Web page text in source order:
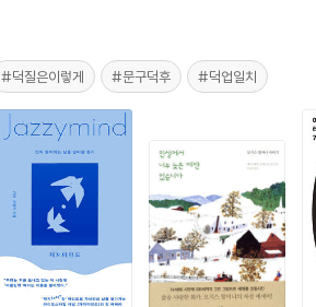
#덕질은이렇게 #문구덕후 #덕업일치